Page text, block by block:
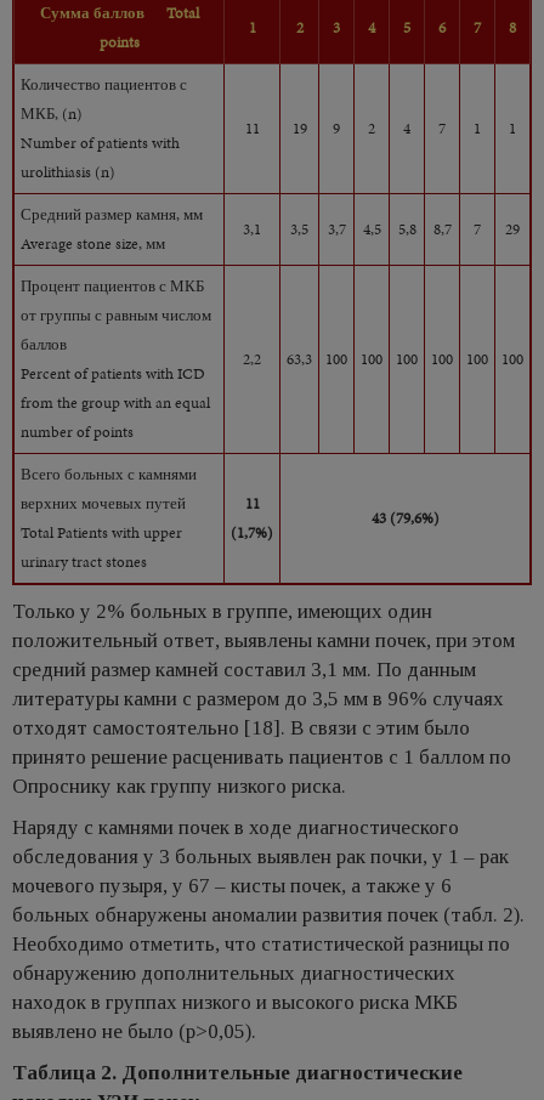
Сумма баллов Total
points
1 2 3 4 5 6 7 8
Количество пациентов с
МКБ, (n)
Number of patients with
urolithiasis (n)
11 19 9 2 4 7 1 1
Средний размер камня, мм
Average stone size, мм
3,1 3,5 3,7 4,5 5,8 8,7 7 29
Процент пациентов с МКБ
от группы с равным числом
баллов
Percent of patients with ICD
from the group with an equal
number of points
2,2 63,3 100 100 100 100 100 100
Всего больных с камнями
верхних мочевых путей
Total Patients with upper
urinary tract stones
11
(1,7%)
43 (79,6%)
Только у 2% больных в группе, имеющих один
положительный ответ, выявлены камни почек, при этом
средний размер камней составил 3,1 мм. По данным
литературы камни с размером до 3,5 мм в 96% случаях
отходят самостоятельно [18]. В связи с этим было
принято решение расценивать пациентов с 1 баллом по
Опроснику как группу низкого риска.
Наряду с камнями почек в ходе диагностического
обследования у 3 больных выявлен рак почки, у 1 – рак
мочевого пузыря, у 67 – кисты почек, а также у 6
больных обнаружены аномалии развития почек (табл. 2).
Необходимо отметить, что статистической разницы по
обнаружению дополнительных диагностических
находок в группах низкого и высокого риска МКБ
выявлено не было (p>0,05).
Таблица 2. Дополнительные диагностические